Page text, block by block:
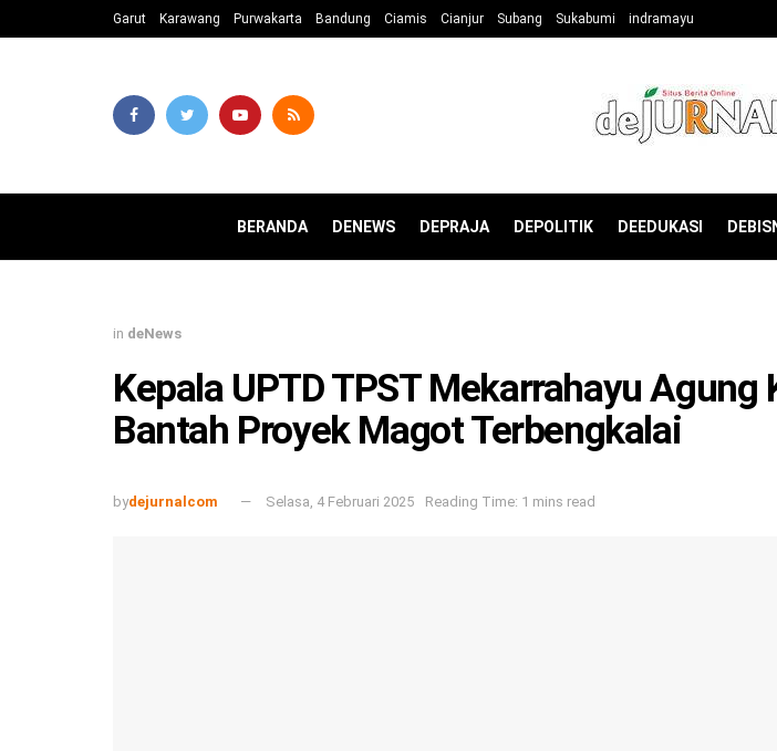
Garut Karawang Purwakarta Bandung Ciamis Cianjur Subang Sukabumi indramayu
BERANDA DENEWS DEPRAJA DEPOLITIK DEEDUKASI
in deNews
Kepala UPTD TPST Mekarrahayu Agung
Bantah Proyek Magot Terbengkalai
bydejurnalcom Selasa, 4 Februari 2025 Reading Time: 1 mins read